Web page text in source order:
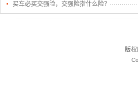
买车必买交强险，交强险指什么险？
版